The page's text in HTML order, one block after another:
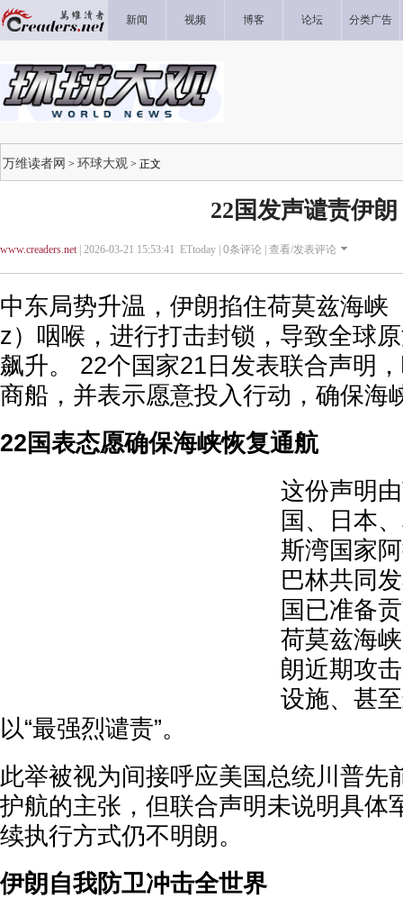
新闻 视频 博客 论坛 分类广告
万维读者网 > 环球大观 > 正文
22国发声谴责伊朗
www.creaders.net| 2026-03-21 15:53:41 ETtoday | 0条评论 | 查看/发表评论
中东局势升温，伊朗掐住荷莫兹海峡
z）咽喉，进行打击封锁，导致全球
飙升。 22个国家21日发表联合声明
商船，并表示愿意投入行动，确保海
22国表态愿确保海峡恢复通航
这份声明
国、日本
斯湾国家
巴林共同
国已准备
荷莫兹海
朗近期攻
设施、甚
以“最强烈谴责”。
此举被视为间接呼应美国总统川普先
护航的主张，但联合声明未说明具体
续执行方式仍不明朗。
伊朗自我防卫冲击全世界